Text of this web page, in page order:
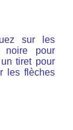
sur les
noire pour
tiret pour
les flèches